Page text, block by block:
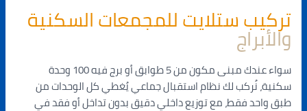
تركيب ستلايت للمجمعات السكنية
والأبراج
سواء عندك مبنى مكون من 5 طوابق أو برج فيه 100 وحدة
سكنية، نُركب لك نظام استقبال جماعي يُغطي كل الوحدات من
طبق واحد فقط، مع توزيع داخلي دقيق بدون تداخل أو فقد في